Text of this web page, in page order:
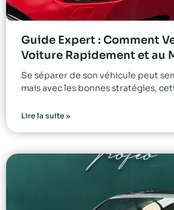
Guide Expert : Comment
Voiture Rapidement et au
Se séparer de son véhicule peut
mais avec les bonnes stratégies,
Lire la suite »